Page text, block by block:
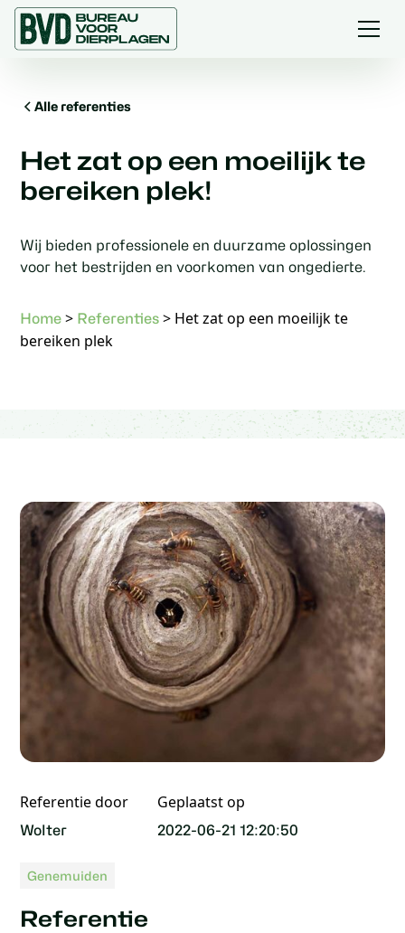
Alle referenties
Het zat op een moeilijk te
bereiken plek!
Wij bieden professionele en duurzame oplossingen
voor het bestrijden en voorkomen van ongedierte.
Home > Referenties > Het zat op een moeilijk te
bereiken plek
Referentie door
Wolter
Geplaatst op
2022-06-21 12:20:50
Genemuiden
Referentie